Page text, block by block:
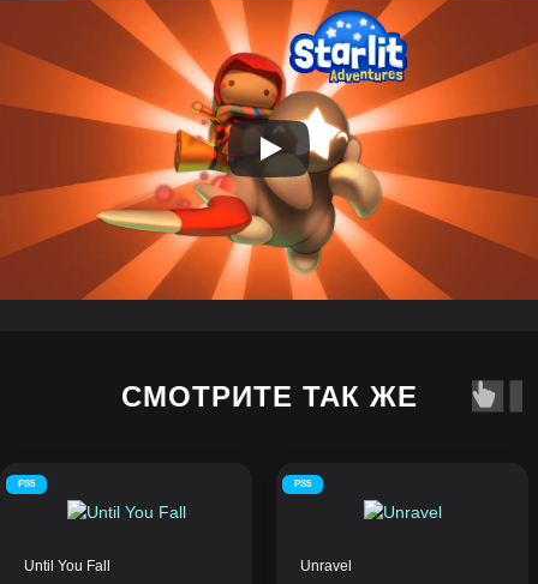
СМОТРИТЕ ТАК ЖЕ
PS5
Until You Fall
PS5
Unravel